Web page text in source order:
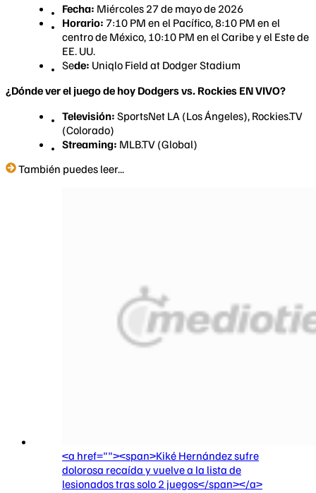
Fecha: Miércoles 27 de mayo de 2026
Horario: 7:10 PM en el Pacífico, 8:10 PM en el
centro de México, 10:10 PM en el Caribe y el Este de
EE. UU.
Sede: Uniqlo Field at Dodger Stadium
¿Dónde ver el juego de hoy Dodgers vs. Rockies EN VIVO?
Televisión: SportsNet LA (Los Ángeles), Rockies.TV
(Colorado)
Streaming: MLB.TV (Global)
También puedes leer...
<a href=""><span>Kiké Hernández sufre
dolorosa recaída y vuelve a la lista de
lesionados tras solo 2 juegos</span></a>